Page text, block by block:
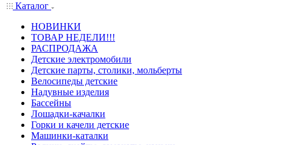
Каталог
НОВИНКИ
ТОВАР НЕДЕЛИ!!!
РАСПРОДАЖА
Детские электромобили
Детские парты, столики, мольберты
Велосипеды детские
Надувные изделия
Бассейны
Лошадки-качалки
Горки и качели детские
Машинки-каталки